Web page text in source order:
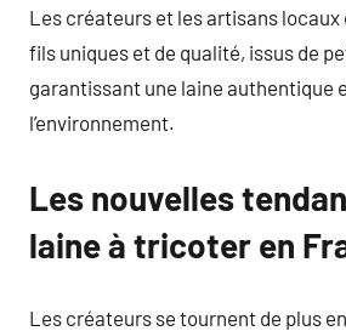
Les créateurs et les artisans
fils uniques et de qualité, issus de
garantissant une laine authentique
l’environnement.
Les nouvelles
laine à tricoter en
Les créateurs se tournent de plus